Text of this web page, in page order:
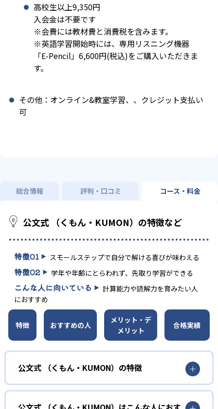
高校生以上9,350円
入会金は不要です
※会費には教材費と消費税を含みます。
※英語学習開始時には、専用リスニング機器
「E-Pencil」6,600円(税込)をご購入いただきま
す。
その他：オンライン&教室学習、、クレジット支払い
可
総合情報 評判・口コミ コース・料金
公文式 （くもん・KUMON）の特徴など
特徴01 スモールステップで自分で解ける喜びが味わえる
特徴02 学年や年齢にとらわれず、先取り学習ができる
こんな人に向いている
計算能力や読解力を育みたい人
におすすめ
特徴 おすすめの人
メリット・デ
メリット
合格実績
公文式 （くもん・KUMON）の特徴
01
無学年式の学力別学習